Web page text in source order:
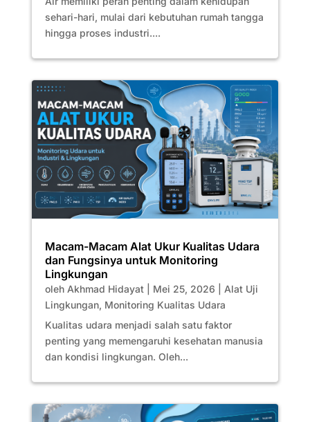
sehari-hari, mulai dari kebutuhan rumah tangga
hingga proses industri....
Macam-Macam Alat Ukur Kualitas Udara
dan Fungsinya untuk Monitoring
Lingkungan
oleh Akhmad Hidayat| Mei 25, 2026
Alat Uji
Lingkungan, Monitoring Kualitas Udara
Kualitas udara menjadi salah satu faktor
penting yang memengaruhi kesehatan manusia
dan kondisi lingkungan. Oleh...